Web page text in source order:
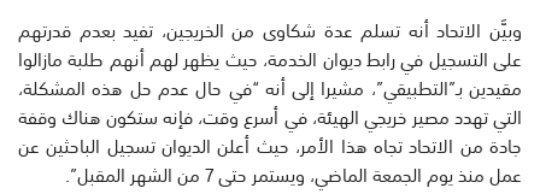
وبيَّن الاتحاد أنه تسلم عدة شكاوى من الخريجين، تفيد بعدم قدرتهم
على التسجيل في رابط ديوان الخدمة، حيث يظهر لهم أنهم طلبة مازالوا
مقيدين بـ”التطبيقي”، مشيرا إلى أنه “في حال عدم حل هذه المشكلة،
التي تهدد مصير خريجي الهيئة، في أسرع وقت، فإنه ستكون هناك وقفة
جادة من الاتحاد تجاه هذا الأمر، حيث أعلن الديوان تسجيل الباحثين عن
عمل منذ يوم الجمعة الماضي، ويستمر حتى 7 من الشهر المقبل”.